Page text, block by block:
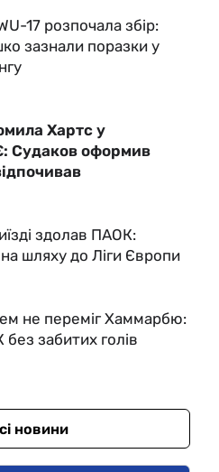
17 розпочала збір:
зазнали поразки у
Хартс у
Судаков оформив
здолав ПАОК:
шляху до Ліги Європи
не переміг Хаммарбю:
забитих голів
новини